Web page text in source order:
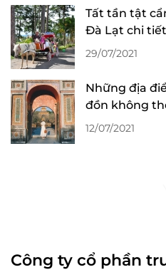
Tất tần tật
Đà Lạt chi
29/07/2021
Những địa
đồn không
du lịch Huế
12/07/2021
Công ty cổ phần